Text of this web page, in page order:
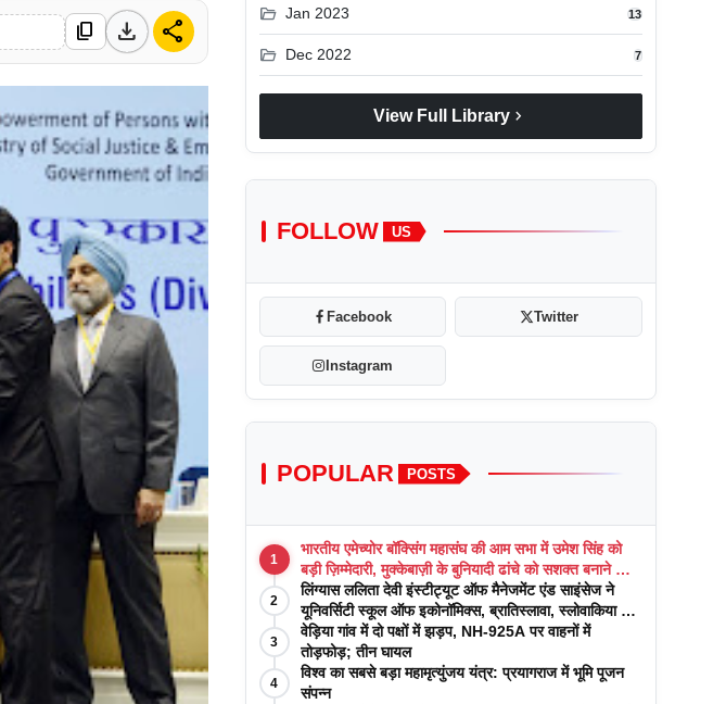
content_copy download share
folder_open Jan 2023 13
folder_open Dec 2022 7
View Full Library chevron_right
FOLLOW US
Facebook Twitter
Instagram
POPULAR POSTS
1
भारतीय एमेच्योर बॉक्सिंग महासंघ की आम सभा में उमेश सिंह को
बड़ी ज़िम्मेदारी, मुक्केबाज़ी के बुनियादी ढांचे को सशक्त बनाने का
वादा
2
लिंग्यास ललिता देवी इंस्टीट्यूट ऑफ मैनेजमेंट एंड साइंसेज ने
यूनिवर्सिटी स्कूल ऑफ इकोनॉमिक्स, ब्रातिस्लावा, स्लोवाकिया के
साथ अकादमिक पत्रिकाओं में प्रकाशन रणनीतियों पर एक
दिवसीय कार्यशाला का आयोजन किया
3
वेड़िया गांव में दो पक्षों में झड़प, NH-925A पर वाहनों में
तोड़फोड़; तीन घायल
4
विश्व का सबसे बड़ा महामृत्युंजय यंत्र: प्रयागराज में भूमि पूजन
संपन्न